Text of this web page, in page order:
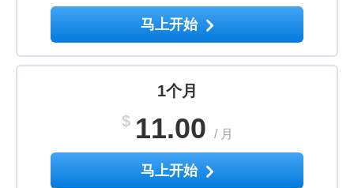
马上开始
1个月
$ 11.00 / 月
马上开始